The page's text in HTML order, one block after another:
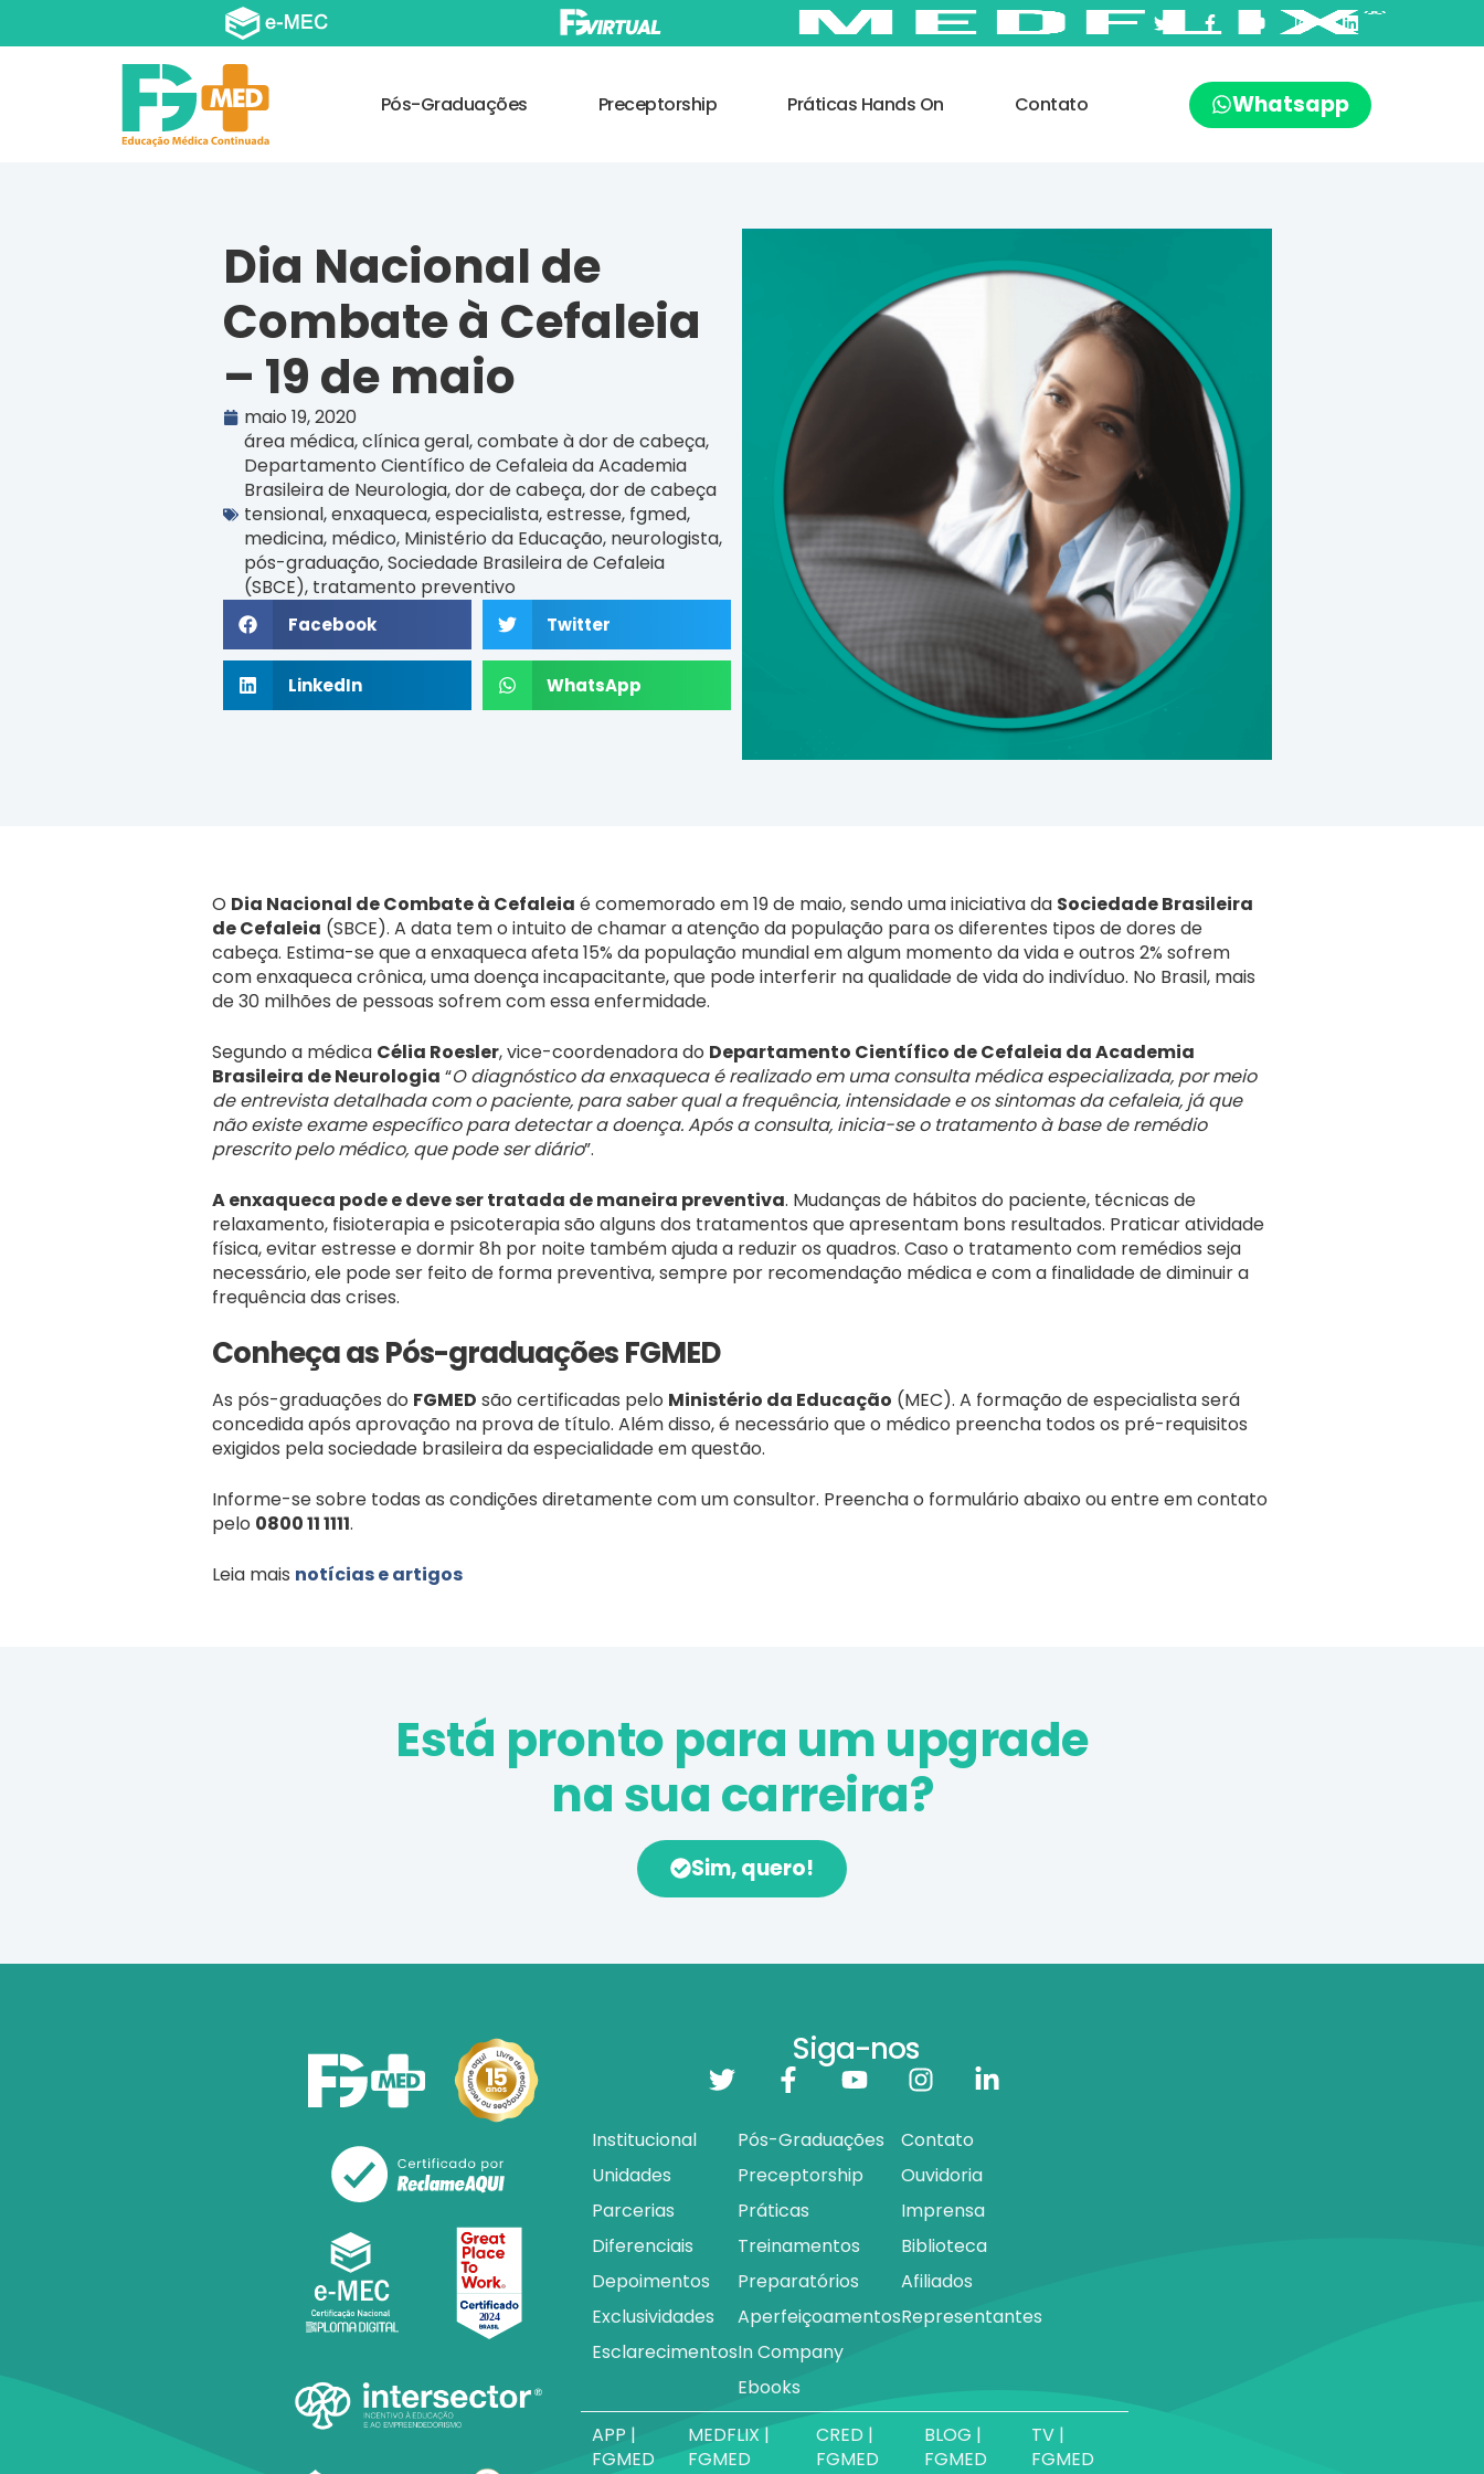
Pós-Graduações Preceptorship Práticas Hands On Contato Whatsapp
Dia Nacional de
Combate à Cefaleia
– 19 de maio
maio 19, 2020
área médica,clínica geral,combate à dor de cabeça,
Departamento Científico de Cefaleia da Academia
Brasileira de Neurologia,dor de cabeça,dor de cabeça
tensional,enxaqueca,especialista,estresse, fgmed,
medicina, médico, Ministério da Educação, neurologista,
pós-graduação,Sociedade Brasileira de Cefaleia
(SBCE), tratamento preventivo
Facebook Twitter
LinkedIn WhatsApp
O Dia Nacional de Combate à Cefaleia é comemorado em 19 de maio, sendo uma iniciativa da Sociedade Brasileira
de Cefaleia (SBCE). A data tem o intuito de chamar a atenção da população para os diferentes tipos de dores de
cabeça. Estima-se que a enxaqueca afeta 15% da população mundial em algum momento da vida e outros 2% sofrem
com enxaqueca crônica, uma doença incapacitante, que pode interferir na qualidade de vida do indivíduo. No Brasil, mais
de 30 milhões de pessoas sofrem com essa enfermidade.
Segundo a médica Célia Roesler, vice-coordenadora do Departamento Científico de Cefaleia da Academia
Brasileira de Neurologia “O diagnóstico da enxaqueca é realizado em uma consulta médica especializada, por meio
de entrevista detalhada com o paciente, para saber qual a frequência, intensidade e os sintomas da cefaleia, já que
não existe exame específico para detectar a doença. Após a consulta, inicia-se o tratamento à base de remédio
prescrito pelo médico, que pode ser diário”.
A enxaqueca pode e deve ser tratada de maneira preventiva. Mudanças de hábitos do paciente, técnicas de
relaxamento, fisioterapia e psicoterapia são alguns dos tratamentos que apresentam bons resultados. Praticar atividade
física, evitar estresse e dormir 8h por noite também ajuda a reduzir os quadros. Caso o tratamento com remédios seja
necessário, ele pode ser feito de forma preventiva, sempre por recomendação médica e com a finalidade de diminuir a
frequência das crises.
Conheça as Pós-graduações FGMED
As pós-graduações do FGMED são certificadas pelo Ministério da Educação (MEC). A formação de especialista será
concedida após aprovação na prova de título. Além disso, é necessário que o médico preencha todos os pré-requisitos
exigidos pela sociedade brasileira da especialidade em questão.
Informe-se sobre todas as condições diretamente com um consultor. Preencha o formulário abaixo ou entre em contato
pelo 0800 11 1111.
Leia mais notícias e artigos
Está pronto para um upgrade
na sua carreira?
Sim, quero!
Siga-nos
Institucional
Unidades
Parcerias
Diferenciais
Depoimentos
Exclusividades
Esclarecimentos
Pós-Graduações
Preceptorship
Práticas
Treinamentos
Preparatórios
Aperfeiçoamentos
In Company
Ebooks
Contato
Ouvidoria
Imprensa
Biblioteca
Afiliados
Representantes
APP |
FGMED
MEDFLIX |
FGMED
CRED |
FGMED
BLOG |
FGMED
TV |
FGMED